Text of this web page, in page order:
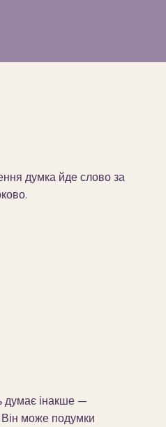
думка йде слово за
думає інакше —
може подумки